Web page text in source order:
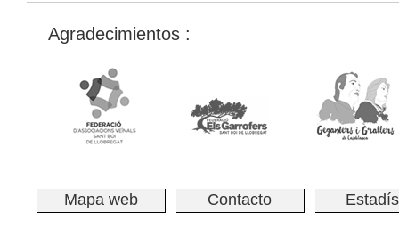
Agradecimientos :
Mapa web Contacto